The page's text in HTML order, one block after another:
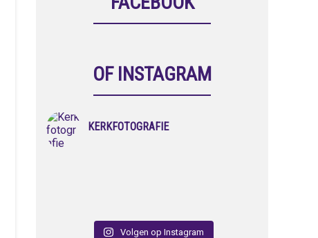
OF INSTAGRAM
KERKFOTOGRAFIE
Volgen op Instagram